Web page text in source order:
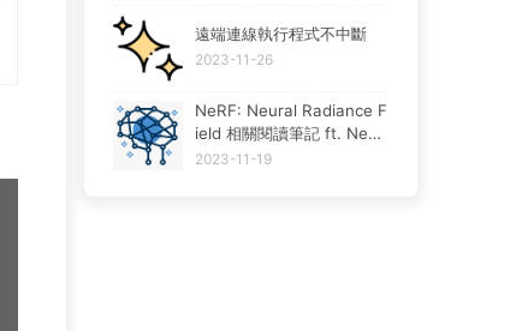
遠端連線執行程式不中斷
2023-11-26
NeRF: Neural Radiance F
ield 相關閱讀筆記 ft. NeR
F-W
2023-11-19